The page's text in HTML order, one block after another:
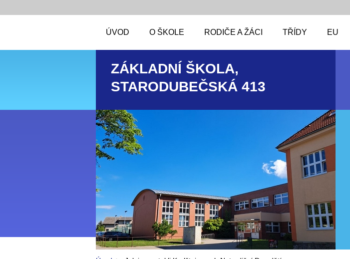
ÚVOD O ŠKOLE RODIČE A ŽÁCI TŘÍDY EU
ZÁKLADNÍ ŠKOLA,
STARODUBEČSKÁ 413